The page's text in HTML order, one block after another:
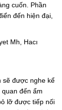
cuốn. Phần
đến hiện đại,
Mh, Hacı
sẽ được nghe kể
quan đến ẩm
lỡ được tiếp nối